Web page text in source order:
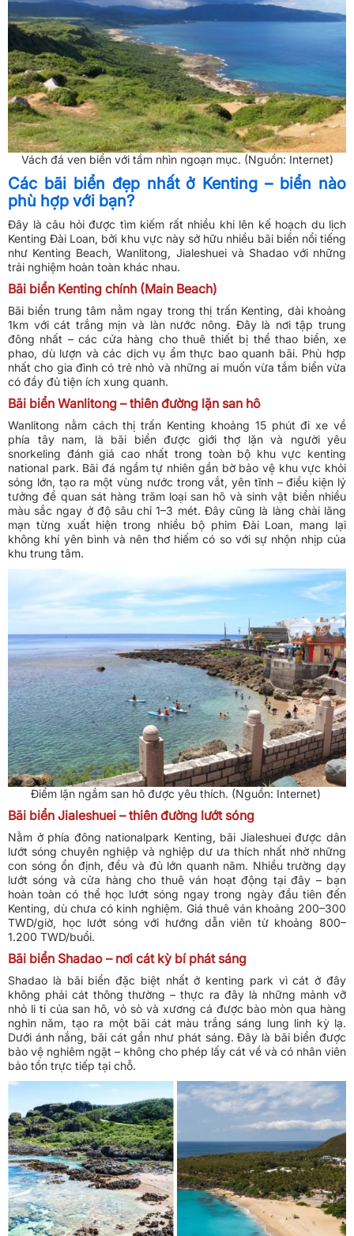
Vách đá ven biển với tầm nhìn ngoạn mục. (Nguồn: Internet)
Các bãi biển đẹp nhất ở Kenting – biển nào
phù hợp với bạn?
Đây là câu hỏi được tìm kiếm rất nhiều khi lên kế hoạch du lịch
Kenting Đài Loan, bởi khu vực này sở hữu nhiều bãi biển nổi tiếng
như Kenting Beach, Wanlitong, Jialeshuei và Shadao với những
trải nghiệm hoàn toàn khác nhau.
Bãi biển Kenting chính (Main Beach)
Bãi biển trung tâm nằm ngay trong thị trấn Kenting, dài khoảng
1km với cát trắng mịn và làn nước nông. Đây là nơi tập trung
đông nhất – các cửa hàng cho thuê thiết bị thể thao biển, xe
phao, dù lượn và các dịch vụ ẩm thực bao quanh bãi. Phù hợp
nhất cho gia đình có trẻ nhỏ và những ai muốn vừa tắm biển vừa
có đầy đủ tiện ích xung quanh.
Bãi biển Wanlitong – thiên đường lặn san hô
Wanlitong nằm cách thị trấn Kenting khoảng 15 phút đi xe về
phía tây nam, là bãi biển được giới thợ lặn và người yêu
snorkeling đánh giá cao nhất trong toàn bộ khu vực kenting
national park. Bãi đá ngầm tự nhiên gần bờ bảo vệ khu vực khỏi
sóng lớn, tạo ra một vùng nước trong vắt, yên tĩnh – điều kiện lý
tưởng để quan sát hàng trăm loại san hô và sinh vật biển nhiều
màu sắc ngay ở độ sâu chỉ 1–3 mét. Đây cũng là làng chài lãng
mạn từng xuất hiện trong nhiều bộ phim Đài Loan, mang lại
không khí yên bình và nên thơ hiếm có so với sự nhộn nhịp của
khu trung tâm.
Điểm lặn ngắm san hô được yêu thích. (Nguồn: Internet)
Bãi biển Jialeshuei – thiên đường lướt sóng
Nằm ở phía đông nationalpark Kenting, bãi Jialeshuei được dân
lướt sóng chuyên nghiệp và nghiệp dư ưa thích nhất nhờ những
con sóng ổn định, đều và đủ lớn quanh năm. Nhiều trường dạy
lướt sóng và cửa hàng cho thuê ván hoạt động tại đây – bạn
hoàn toàn có thể học lướt sóng ngay trong ngày đầu tiên đến
Kenting, dù chưa có kinh nghiệm. Giá thuê ván khoảng 200–300
TWD/giờ, học lướt sóng với hướng dẫn viên từ khoảng 800–
1.200 TWD/buổi.
Bãi biển Shadao – nơi cát kỳ bí phát sáng
Shadao là bãi biển đặc biệt nhất ở kenting park vì cát ở đây
không phải cát thông thường – thực ra đây là những mảnh vỡ
nhỏ li ti của san hô, vỏ sò và xương cá được bào mòn qua hàng
nghìn năm, tạo ra một bãi cát màu trắng sáng lung linh kỳ lạ.
Dưới ánh nắng, bãi cát gần như phát sáng. Đây là bãi biển được
bảo vệ nghiêm ngặt – không cho phép lấy cát về và có nhân viên
bảo tồn trực tiếp tại chỗ.